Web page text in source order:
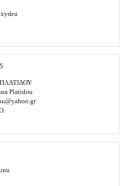
Platidou